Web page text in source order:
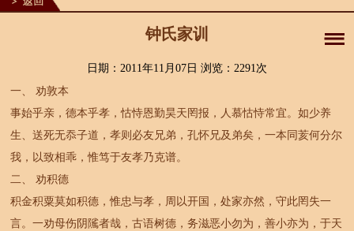
4
10
钟氏家训
日期：2011年11月07日 浏览： 2291次
一、 劝敦本
事始乎亲，德本乎孝，怙恃恩勤昊天罔报，人慕怙恃常宜。如少养
生、送死无忝子道，孝则必友兄弟，孔怀兄及弟矣，一本同荄何分尔
我，以致相乖，惟笃于友孝乃克谱。
二、 劝积德
积金积粟莫如积德，惟忠与孝，周以开国，处家亦然，守此罔失一
言。一劝母伤阴隲者哉，古语树德，务滋恶小勿为，善小亦为，于天